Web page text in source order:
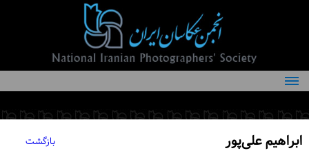
درباره انجمن
کمیته‌های انجمن
ابراهیم علی‌پور بازگشت